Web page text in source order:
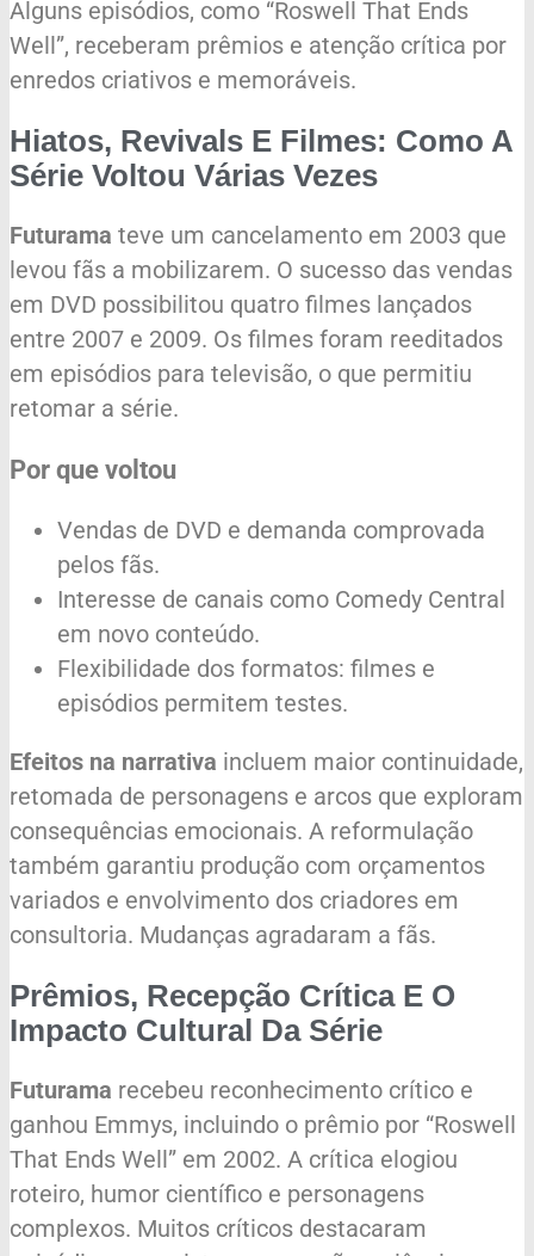
Alguns episódios, como “Roswell That Ends
Well”, receberam prêmios e atenção crítica por
enredos criativos e memoráveis.
Hiatos, Revivals E Filmes: Como A
Série Voltou Várias Vezes
Futurama teve um cancelamento em 2003 que
levou fãs a mobilizarem. O sucesso das vendas
em DVD possibilitou quatro filmes lançados
entre 2007 e 2009. Os filmes foram reeditados
em episódios para televisão, o que permitiu
retomar a série.
Por que voltou
Vendas de DVD e demanda comprovada
pelos fãs.
Interesse de canais como Comedy Central
em novo conteúdo.
Flexibilidade dos formatos: filmes e
episódios permitem testes.
Efeitos na narrativa incluem maior continuidade,
retomada de personagens e arcos que exploram
consequências emocionais. A reformulação
também garantiu produção com orçamentos
variados e envolvimento dos criadores em
consultoria. Mudanças agradaram a fãs.
Prêmios, Recepção Crítica E O
Impacto Cultural Da Série
Futurama recebeu reconhecimento crítico e
ganhou Emmys, incluindo o prêmio por “Roswell
That Ends Well” em 2002. A crítica elogiou
roteiro, humor científico e personagens
complexos. Muitos críticos destacaram